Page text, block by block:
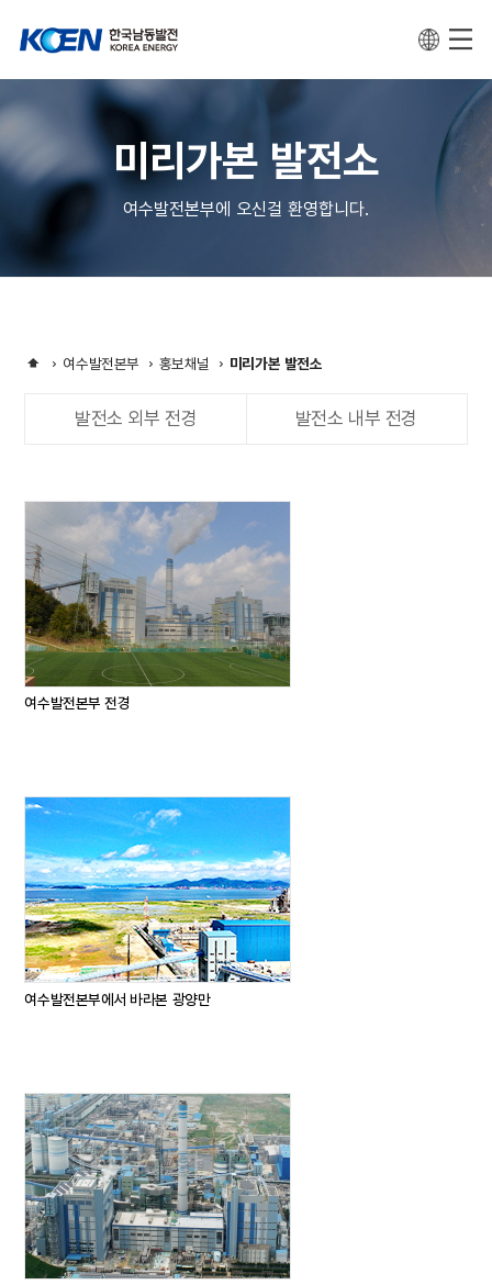
미리가본 발전소
여수발전본부에 오신걸 환영합니다.
여수발전본부 홍보채널 미리가본 발전소
발전소 외부 전경 발전소 내부 전경
여수발전본부 전경
여수발전본부에서 바라본 광양만